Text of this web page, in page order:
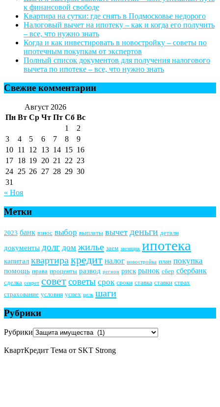
к финансовой свободе
Квартира на сутки: где снять в Подмосковье недорого
Налоговый вычет на ипотеку – как и когда его получить
– все, что нужно знать
Когда и как инвестировать в новостройку – советы по
ипотечным покупкам от экспертов
Полный список документов для получения налогового
вычета по ипотеке – все, что нужно знать
Свежие комментарии
Август 2026
Пн Вт Ср Чт Пт Сб Вс
1
2
3
4 5 6 7 8
9
10 11 12 13 14 15 16
17 18 19 20 21 22 23
24 25 26 27 28 29 30
31
« Ноя
Метки
2023 банк взнос выбор выплаты вычет деньги детали
документы долг дом жилье заем заемщик ипотека
капитал квартира кредит налог новостройка план покупка
помощь права проценты развод регион риск рынок сбер сбербанк
сделка секрет советсоветы срок сроки ставка ставки страх
страхование условия успех цель шаги
Рубрики
Рубрики
КвартКредит Тема от SKT Strong